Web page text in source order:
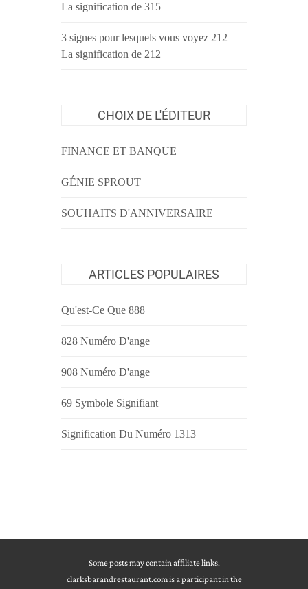
La signification de 315
3 signes pour lesquels vous voyez 212 –
La signification de 212
CHOIX DE L'ÉDITEUR
FINANCE ET BANQUE
GÉNIE SPROUT
SOUHAITS D'ANNIVERSAIRE
ARTICLES POPULAIRES
Qu'est-Ce Que 888
828 Numéro D'ange
908 Numéro D'ange
69 Symbole Signifiant
Signification Du Numéro 1313
Some posts may contain affiliate links.
clarksbarandrestaurant.com is a participant in the